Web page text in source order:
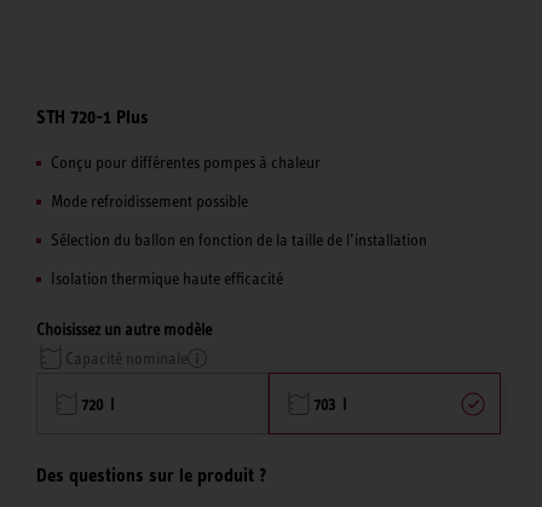
STH 720-1 Plus
Conçu pour différentes pompes à chaleur
Mode refroidissement possible
Sélection du ballon en fonction de la taille de l’installation
Isolation thermique haute efficacité
Choisissez un autre modèle
Capacité nominale
720 l 703 l
Des questions sur le produit ?